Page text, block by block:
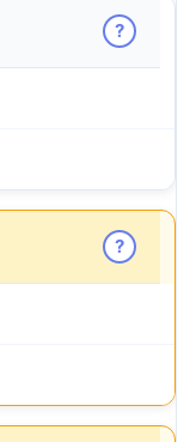
?
?